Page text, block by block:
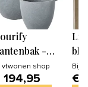
-
- set
3 - 159 cm
vtwonen shop
194,95
wit
Bij
€